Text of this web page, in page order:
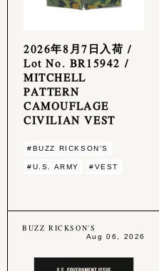
2026年8月7日入荷 /
Lot No. BR15942 /
MITCHELL
PATTERN
CAMOUFLAGE
CIVILIAN VEST
#BUZZ RICKSON'S
#U.S. ARMY #VEST
BUZZ RICKSON'S
Aug 06, 2026